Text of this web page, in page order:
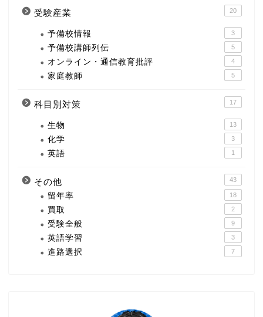
受験産業 20
予備校情報 3
予備校講師列伝 5
オンライン・通信教育批評 4
家庭教師 5
科目別対策 17
生物 13
化学 3
英語 1
その他 43
留年率 18
買取 2
受験全般 9
英語学習 3
進路選択 7